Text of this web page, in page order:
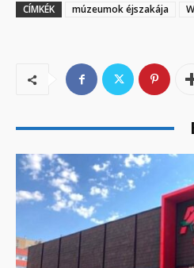
CÍMKÉK múzeumok éjszakája